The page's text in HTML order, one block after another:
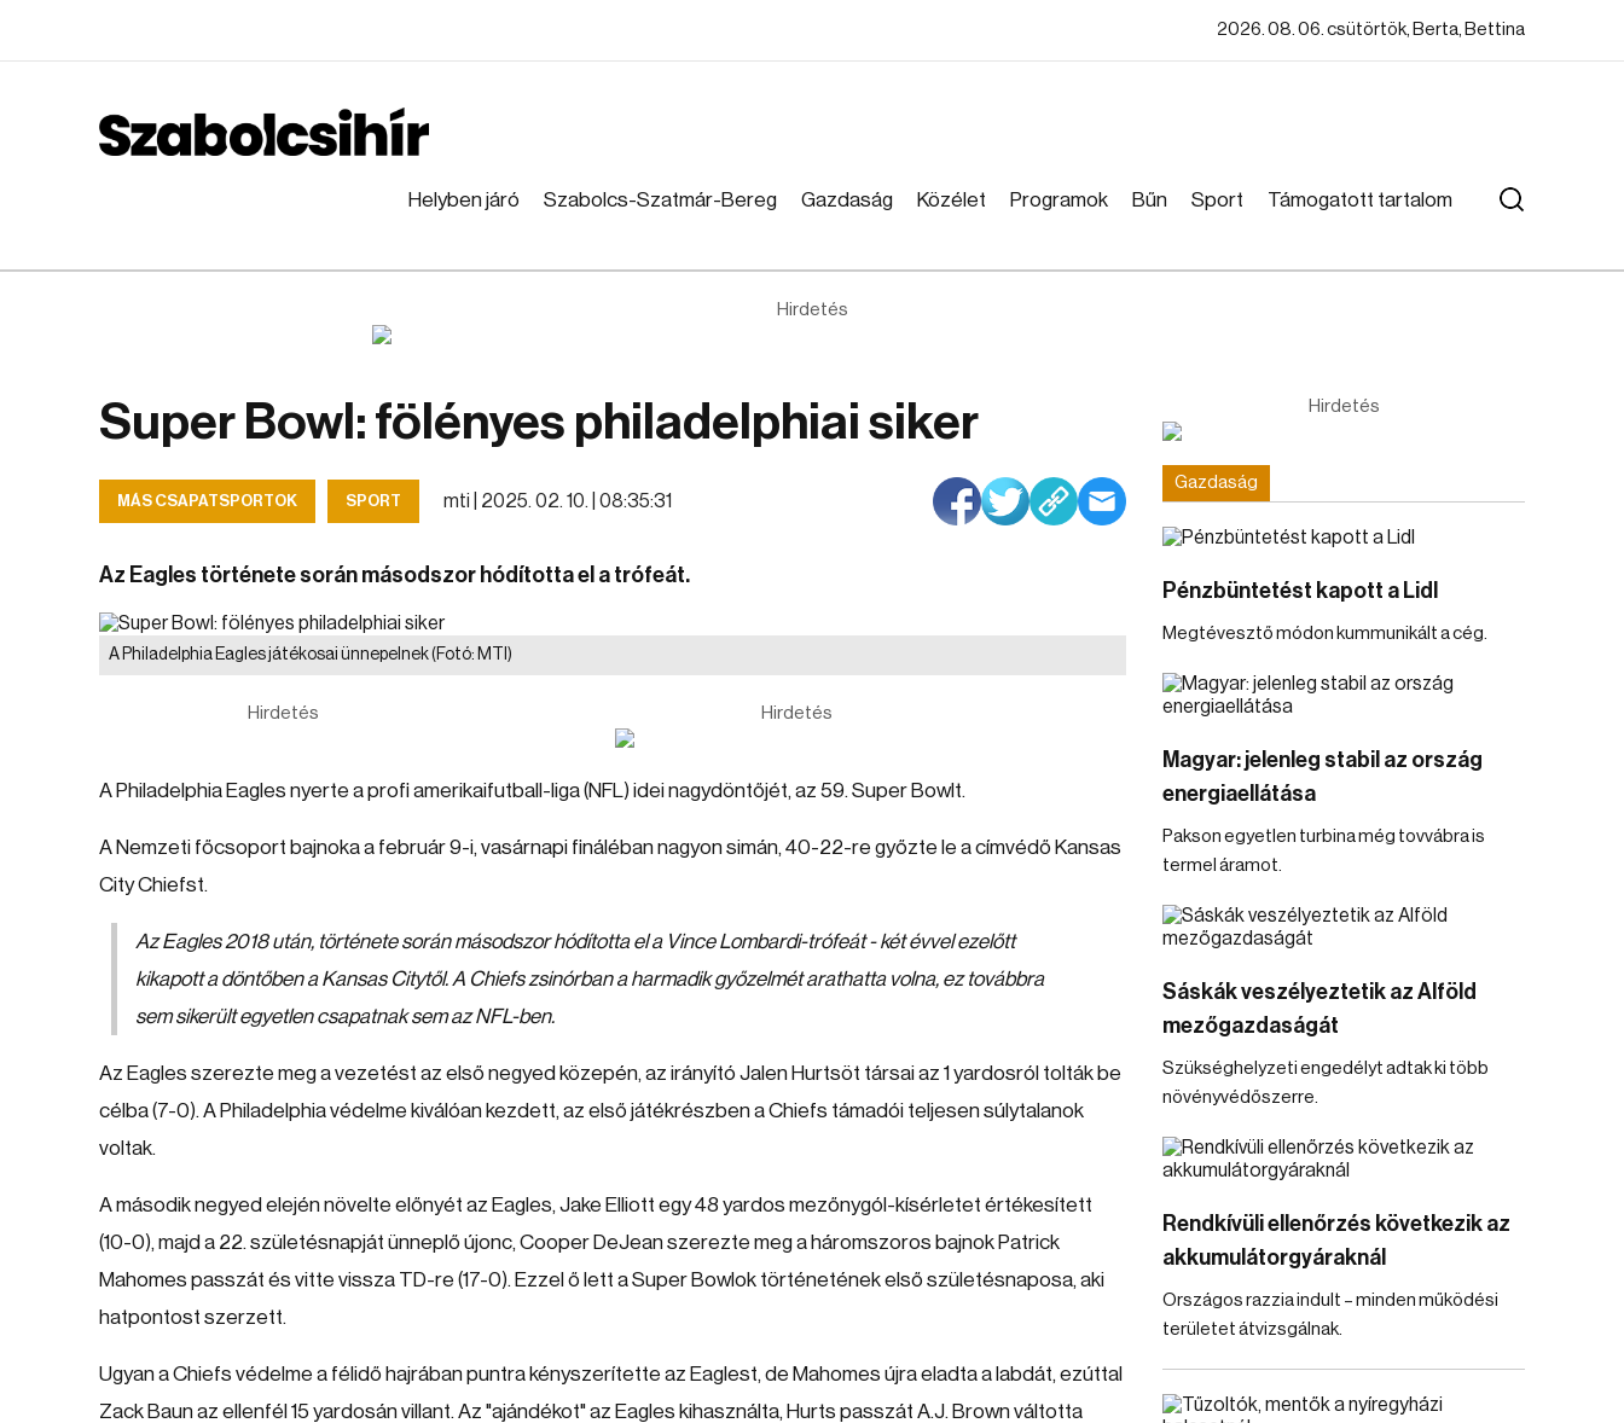
2026. 08. 06. csütörtök, Berta, Bettina
Helyben járó Szabolcs-Szatmár-Bereg Gazdaság Közélet Programok Bűn Sport Támogatott tartalom
Hirdetés
Super Bowl: fölényes philadelphiai siker
MÁS CSAPATSPORTOK SPORT mti | 2025. 02. 10. | 08:35:31
Az Eagles története során másodszor hódította el a trófeát.
A Philadelphia Eagles játékosai ünnepelnek(Fotó: MTI)
Hirdetés Hirdetés
A Philadelphia Eagles nyerte a profi amerikaifutball-liga (NFL) idei nagydöntőjét, az 59. Super Bowlt.
A Nemzeti főcsoport bajnoka a február 9-i, vasárnapi fináléban nagyon simán, 40-22-re győzte le a címvédő Kansas
City Chiefst.
Az Eagles 2018 után, története során másodszor hódította el a Vince Lombardi-trófeát - két évvel ezelőtt
kikapott a döntőben a Kansas Citytől. A Chiefs zsinórban a harmadik győzelmét arathatta volna, ez továbbra
sem sikerült egyetlen csapatnak sem az NFL-ben.
Az Eagles szerezte meg a vezetést az első negyed közepén, az irányító Jalen Hurtsöt társai az 1 yardosról tolták be
célba (7-0). A Philadelphia védelme kiválóan kezdett, az első játékrészben a Chiefs támadói teljesen súlytalanok
voltak.
A második negyed elején növelte előnyét az Eagles, Jake Elliott egy 48 yardos mezőnygól-kísérletet értékesített
(10-0), majd a 22. születésnapját ünneplő újonc, Cooper DeJean szerezte meg a háromszoros bajnok Patrick
Mahomes passzát és vitte vissza TD-re (17-0). Ezzel ő lett a Super Bowlok történetének első születésnaposa, aki
hatpontost szerzett.
Ugyan a Chiefs védelme a félidő hajrában puntra kényszerítette az Eaglest, de Mahomes újra eladta a labdát, ezúttal
Zack Baun az ellenfél 15 yardosán villant. Az "ajándékot" az Eagles kihasználta, Hurts passzát A.J. Brown váltotta
Hirdetés
Gazdaság
Pénzbüntetést kapott a Lidl
Megtévesztő módon kummunikált a cég.
Magyar: jelenleg stabil az ország
energiaellátása
Pakson egyetlen turbina még tovvábra is
termel áramot.
Sáskák veszélyeztetik az Alföld
mezőgazdaságát
Szükséghelyzeti engedélyt adtak ki több
növényvédőszerre.
Rendkívüli ellenőrzés következik az
akkumulátorgyáraknál
Országos razzia indult – minden működési
területet átvizsgálnak.